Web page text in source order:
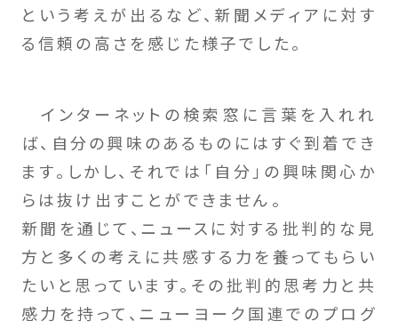
という考えが出るなど、新聞メディアに対す
る信頼の高さを感じた様子でした。
インターネットの検索窓に言葉を入れれ
ば、自分の興味のあるものにはすぐ到着でき
ます。しかし、それでは「自分」の興味関心か
らは抜け出すことができません。
新聞を通じて、ニュースに対する批判的な見
方と多くの考えに共感する力を養ってもらい
たいと思っています。その批判的思考力と共
感力を持って、ニューヨーク国連でのプログ